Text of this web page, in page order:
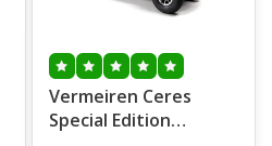
Vermeiren Ceres
Special Edition